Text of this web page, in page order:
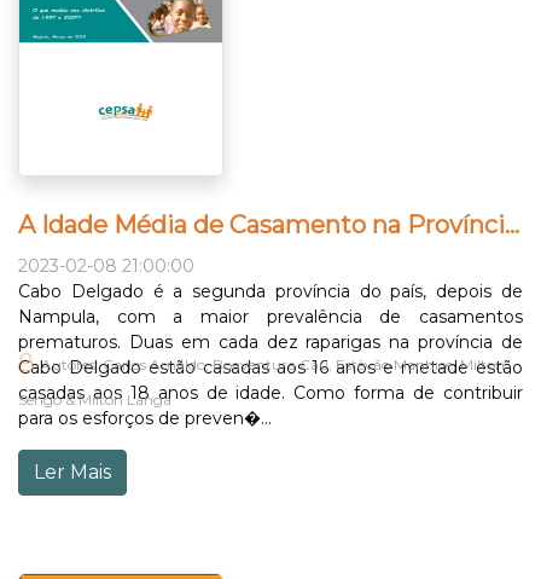
A Idade Média de Casamento na Província de Cabo Delgado
2023-02-08 21:00:00
Cabo Delgado é a segunda província do país, depois de
Nampula, com a maior prevalência de casamentos
prematuros. Duas em cada dez raparigas na província de
Cabo Delgado estão casadas aos 16 anos e metade estão
casadas aos 18 anos de idade. Como forma de contribuir
para os esforços de preven�...
Autores: Carlos Arnaldo, Boaventura Cau, Estêvão Manhice, Milton
Sengo & Milton Langa
Ler Mais